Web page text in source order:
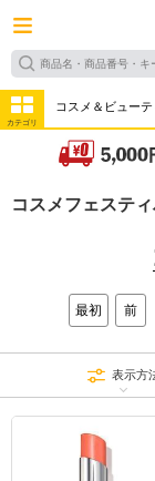
カテゴリ
コスメ＆ビューテ
コスメフェステ
最初 前
表示方